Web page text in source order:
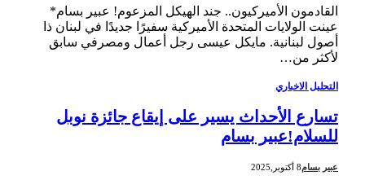
القادمون الأميركيون.. جند الهيكل المزعوم! عبير بسام*
عينت الولايات المتحدة الأميركية سفيرًا جديدًا في لبنان ذا
أصول لبنانية. مايكل عيسى رجل أعمال ومصرفي سابق
لأكثر من…
التحليل الاخباري
تسارع الأحداث يسير على إيقاع جائزة نوبل
للسلام!عبير بسام
عبير بسام8 أكتوبر,2025